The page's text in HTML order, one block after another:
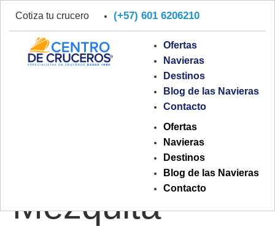
Cotiza tu crucero (+57) 601 6206210
Ofertas
Navieras
Destinos
Blog de las Navieras
Contacto
Ofertas
Navieras
Destinos
Blog de las Navieras
Contacto
Etiqueta:
Mezquita